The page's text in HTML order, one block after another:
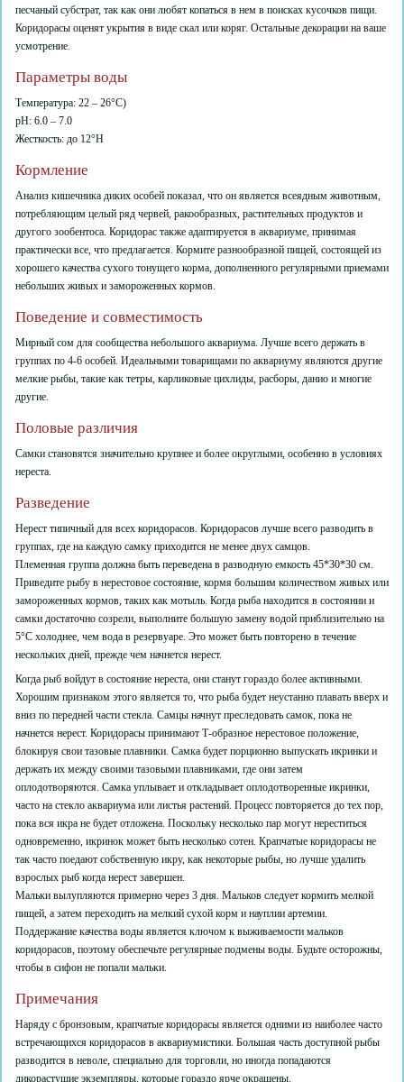
песчаный субстрат, так как они любят копаться в нем в поисках кусочков пищи.
Коридорасы оценят укрытия в виде скал или коряг. Остальные декорации на ваше
усмотрение.
Параметры воды
Температура: 22 – 26°C)
pH: 6.0 – 7.0
Жесткость: до 12°H
Кормление
Анализ кишечника диких особей показал, что он является всеядным животным,
потребляющим целый ряд червей, ракообразных, растительных продуктов и
другого зообентоса. Коридорас также адаптируется в аквариуме, принимая
практически все, что предлагается. Кормите разнообразной пищей, состоящей из
хорошего качества сухого тонущего корма, дополненного регулярными приемами
небольших живых и замороженных кормов.
Поведение и совместимость
Мирный сом для сообщества небольшого аквариума. Лучше всего держать в
группах по 4-6 особей. Идеальными товарищами по аквариуму являются другие
мелкие рыбы, такие как тетры, карликовые цихлиды, расборы, данио и многие
другие.
Половые различия
Самки становятся значительно крупнее и более округлыми, особенно в условиях
нереста.
Разведение
Нерест типичный для всех коридорасов. Коридорасов лучше всего разводить в
группах, где на каждую самку приходится не менее двух самцов.
Племенная группа должна быть переведена в разводную емкость 45*30*30 см.
Приведите рыбу в нерестовое состояние, кормя большим количеством живых или
замороженных кормов, таких как мотыль. Когда рыба находится в состоянии и
самки достаточно созрели, выполните большую замену водой приблизительно на
5°C холоднее, чем вода в резервуаре. Это может быть повторено в течение
нескольких дней, прежде чем начнется нерест.
Когда рыб войдут в состояние нереста, они станут гораздо более активными.
Хорошим признаком этого является то, что рыба будет неустанно плавать вверх и
вниз по передней части стекла. Самцы начнут преследовать самок, пока не
начнется нерест. Коридорасы принимают Т-образное нерестовое положение,
блокируя свои тазовые плавники. Самка будет порционно выпускать икринки и
держать их между своими тазовыми плавниками, где они затем
оплодотворяются. Самка уплывает и откладывает оплодотворенные икринки,
часто на стекло аквариума или листья растений. Процесс повторяется до тех пор,
пока вся икра не будет отложена. Поскольку несколько пар могут нереститься
одновременно, икринок может быть несколько сотен. Крапчатые коридорасы не
так часто поедают собственную икру, как некоторые рыбы, но лучше удалить
взрослых рыб когда нерест завершен.
Мальки вылупляются примерно через 3 дня. Мальков следует кормить мелкой
пищей, а затем переходить на мелкий сухой корм и науплии артемии.
Поддержание качества воды является ключом к выживаемости мальков
коридорасов, поэтому обеспечьте регулярные подмены воды. Будьте осторожны,
чтобы в сифон не попали мальки.
Примечания
Наряду с бронзовым, крапчатые коридорасы является одними из наиболее часто
встречающихся коридорасов в аквариумистики. Большая часть доступной рыбы
разводится в неволе, специально для торговли, но иногда попадаются
дикорастущие экземпляры, которые гораздо ярче окрашены.